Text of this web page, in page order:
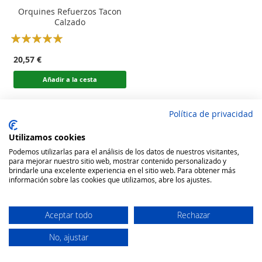
Orquines Refuerzos Tacon
Calzado
Rating:
20,57 €
Añadir a la cesta
Política de privacidad
Utilizamos cookies
Podemos utilizarlas para el análisis de los datos de nuestros visitantes,
para mejorar nuestro sitio web, mostrar contenido personalizado y
brindarle una excelente experiencia en el sitio web. Para obtener más
información sobre las cookies que utilizamos, abre los ajustes.
Aceptar todo Rechazar
No, ajustar